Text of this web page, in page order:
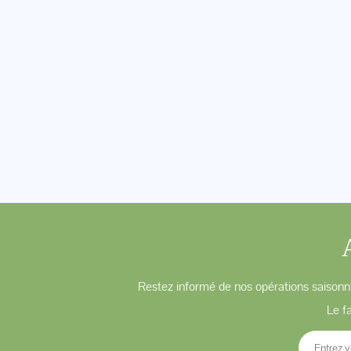
Restez informé de nos opérations
Le